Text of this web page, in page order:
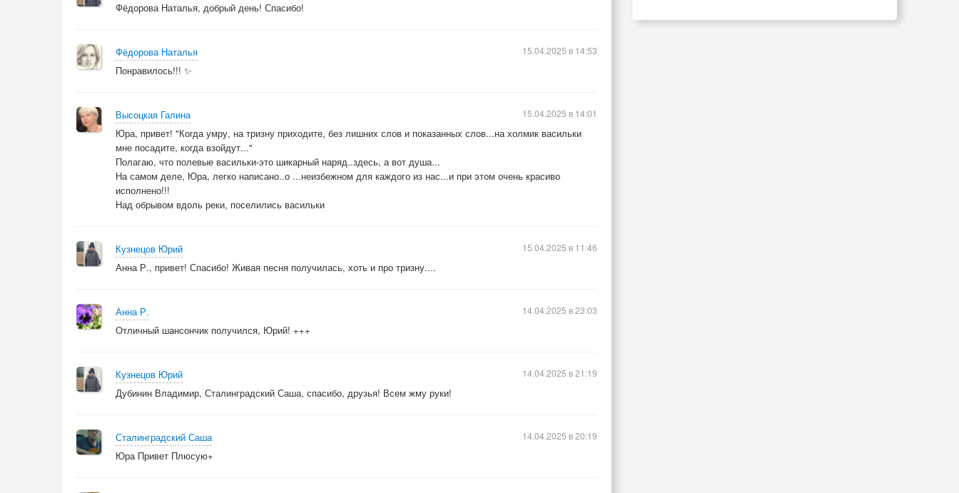
Фёдорова Наталья, добрый день! Спасибо!
Фёдорова Наталья
Понравилось!!! ✨
15.04.2025 в 14:53
Высоцкая Галина
Юра, привет! "Когда умру, на тризну приходите, без лишних слов и показанных слов...на холмик васильки
мне посадите, когда взойдут..."
Полагаю, что полевые васильки-это шикарный наряд..здесь, а вот душа...
На самом деле, Юра, легко написано..о ...неизбежном для каждого из нас...и при этом очень красиво
исполнено!!!
Над обрывом вдоль реки, поселились васильки
15.04.2025 в 14:01
Кузнецов Юрий
Анна Р., привет! Спасибо! Живая песня получилась, хоть и про тризну....
15.04.2025 в 11:46
Анна Р.
Отличный шансончик получился, Юрий! +++
14.04.2025 в 23:03
Кузнецов Юрий
Дубинин Владимир, Сталинградский Саша, спасибо, друзья! Всем жму руки!
14.04.2025 в 21:19
Сталинградский Саша
Юра Привет Плюсую+
14.04.2025 в 20:19